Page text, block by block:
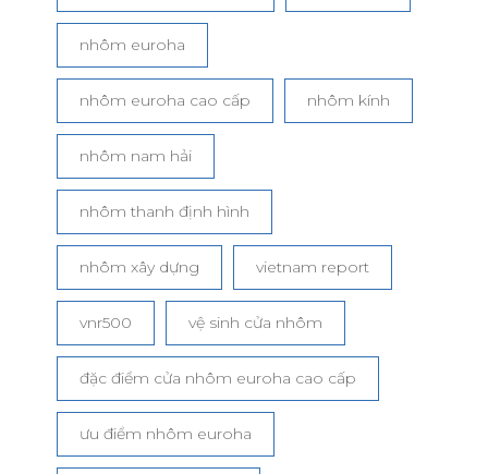
nhôm euroha
nhôm euroha cao cấp nhôm kính
nhôm nam hải
nhôm thanh định hình
nhôm xây dựng vietnam report
vnr500 vệ sinh cửa nhôm
đặc điểm cửa nhôm euroha cao cấp
ưu điểm nhôm euroha